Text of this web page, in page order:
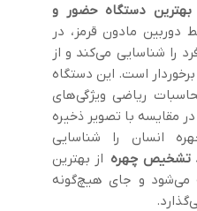
بهترین دستگاه حضور و
دوربین مادون قرمز، در
را شناسایی می‌کند و از
است. این دستگاه
ریاضی ویژگی‌های
مقایسه با تصویر ذخیره
انسان را شناسایی
تشخیص چهره از بهترین
می‌شود و جای هیچ‌گونه